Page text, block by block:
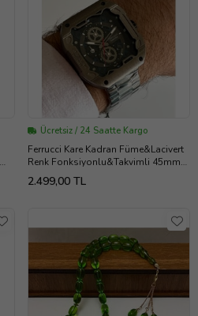
Ücretsiz / 24 Saatte Kargo
Ferrucci Kare Kadran Füme&Lacivert
Renk Fonksiyonlu&Takvimli 45mm
Kasa Çap Erkek Kol Saati (Koyu
Füme)
2.499,00 TL